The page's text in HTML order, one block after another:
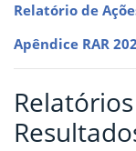
Relatório de
Apêndice RAR